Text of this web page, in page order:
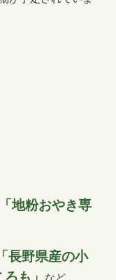
「地粉おやき専
「長野県産の小
ろも」 など、